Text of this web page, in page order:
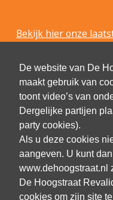
De website van De
maakt gebruik van
toont video’s van
Dergelijke partijen
party cookies).
Als u deze cookies
aangeven. U kunt
www.dehoogstraat.nl
De Hoogstraat
cookies om zijn site
Bekijk hier onze